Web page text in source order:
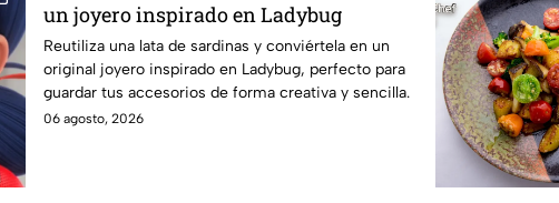
un joyero inspirado en Ladybug
Reutiliza una lata de sardinas y conviértela en un
original joyero inspirado en Ladybug, perfecto para
guardar tus accesorios de forma creativa y sencilla.
06 agosto, 2026